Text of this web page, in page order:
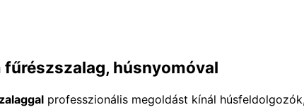
húsnyomóval
professzionális megoldást kínál